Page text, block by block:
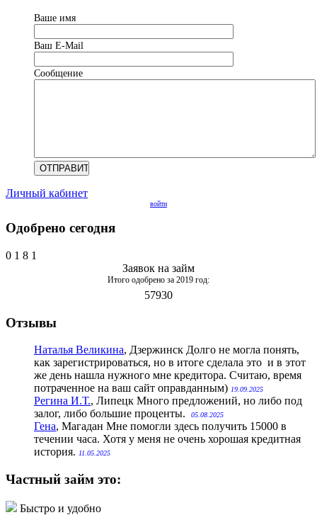
Ваше имя
Ваш Е-Mail
Сообщение
Личный кабинет
войти
Одобрено сегодня
0 1 8 1
Заявок на займ
Итого одобрено за 2019 год:
57930
Отзывы
Наталья Великина, Дзержинск Долго не могла понять,
как зарегистрироваться, но в итоге сделала это и в этот
же день нашла нужного мне кредитора. Считаю, время
потраченное на ваш сайт оправданным) 19.09.2025
Регина И.Т., Липецк Много предложений, но либо под
залог, либо большие проценты.
05.08.2025
Гена, Магадан Мне помогли здесь получить 15000 в
течении часа. Хотя у меня не очень хорошая кредитная
история. 11.05.2025
Частный займ это:
Быстро и удобно